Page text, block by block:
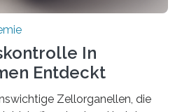
In
Entdeckt
Zellorganellen, die